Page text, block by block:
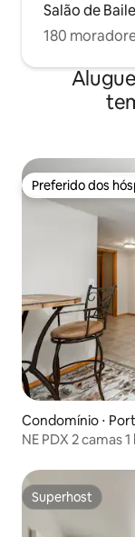
Salão de
180
Preferido dos
Preferido dos
Condomínio ⋅
NE PDX 2
Superhost
Superhost